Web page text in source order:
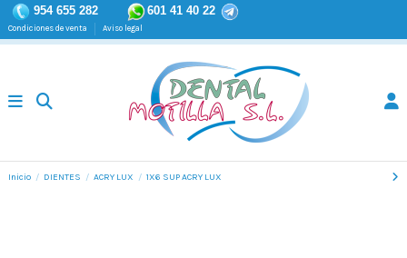
954 655 282 601 41 40 22
Condiciones de venta Aviso legal
Inicio DIENTES ACRY LUX 1X6 SUP ACRY LUX